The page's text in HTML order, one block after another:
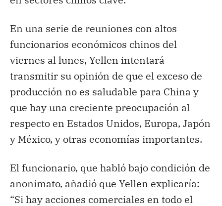
En una serie de reuniones con altos
funcionarios económicos chinos del
viernes al lunes, Yellen intentará
transmitir su opinión de que el exceso de
producción no es saludable para China y
que hay una creciente preocupación al
respecto en Estados Unidos, Europa, Japón
y México, y otras economías importantes.
El funcionario, que habló bajo condición de
anonimato, añadió que Yellen explicaría:
“Si hay acciones comerciales en todo el